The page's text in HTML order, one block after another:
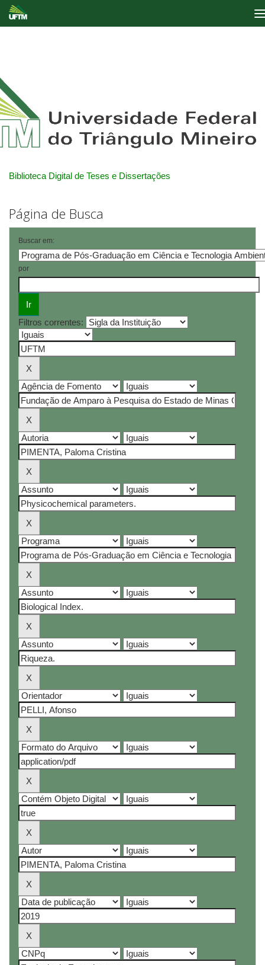
Biblioteca Digital de Teses e Dissertações
Página de Busca
Buscar em:
por
Filtros correntes: